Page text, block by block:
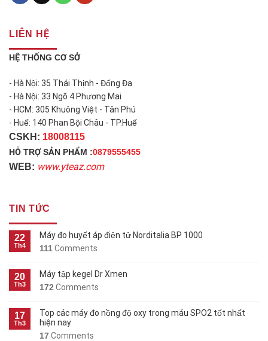
LIÊN HỆ
HỆ THỐNG CƠ SỞ
- Hà Nội: 35 Thái Thịnh - Đống Đa
- Hà Nội: 33 Ngõ 4 Phương Mai
- HCM: 305 Khuông Việt - Tân Phú
- Huế: 140 Phan Bội Châu - TP.Huế
CSKH: 18008115
HỖ TRỢ SẢN PHẨM :0879555455
WEB: www.yteaz.com
TIN TỨC
22
Th4
Máy đo huyết áp điện tử Norditalia BP 1000
111Comments
20
Th3
Máy tập kegel Dr Xmen
172 Comments
17
Th3
Top các máy đo nồng độ oxy trong máu SPO2 tốt nhất
hiện nay
17Comments